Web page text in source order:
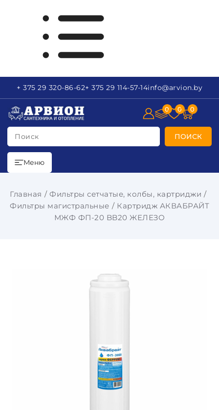
+ 375 29 320-86-62+ 375 29 114-57-14info@arvion.by
Поиск ПОИСК
0 0 0
Меню
Главная
Фильтры сетчатые, колбы, картриджи
Фильтры магистральные
Картридж АКВАБРАЙТ
МЖФ ФП-20 BB20 ЖЕЛЕЗО